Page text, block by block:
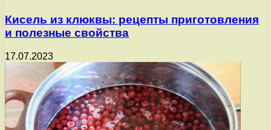
Кисель из клюквы: рецепты приготовления
и полезные свойства
17.07.2023